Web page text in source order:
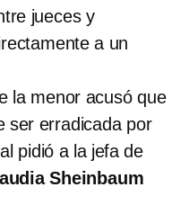
jueces y
a un
la menor acusó que
ser erradicada por
pidió a la jefa de
Sheinbaum